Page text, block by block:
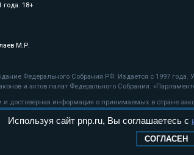
года. 18+
М.Р.
Федерального Собрания РФ. Издается с 1997
и актов палат Федерального Собрания.
достоверная информация о принимаемых в стране
технологии
Используя сайт pnp.ru, Вы соглашаетесь с
СОГЛАСЕН